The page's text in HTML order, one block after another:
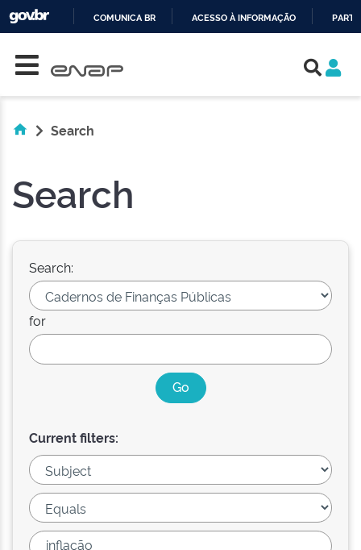
COMUNICA BR ACESSO À INFORMAÇÃO
Search
Search
Search:
for
Current filters: